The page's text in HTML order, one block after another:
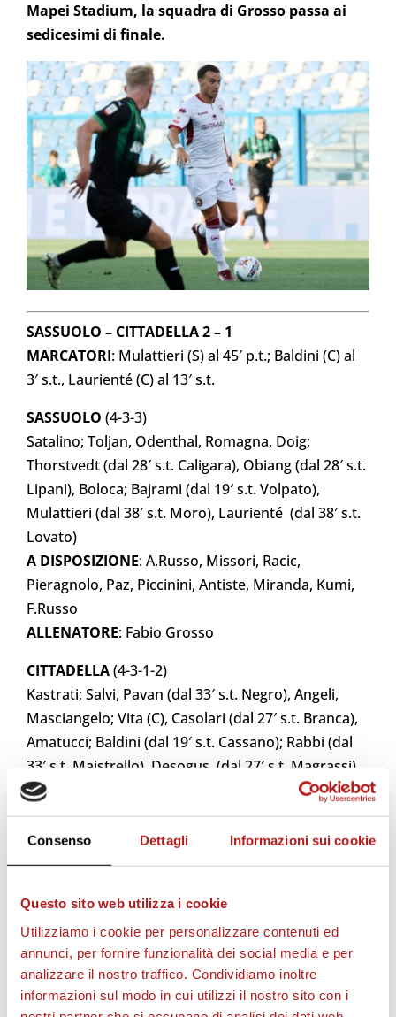
Consenso Dettagli Informazioni sui cookie
Questo sito web utilizza i cookie
Utilizziamo i cookie per personalizzare contenuti ed
annunci, per fornire funzionalità dei social media e per
analizzare il nostro traffico. Condividiamo inoltre
informazioni sul modo in cui utilizzi il nostro sito con i
Mapei Stadium, la squadra di Grosso passa ai
sedicesimi di finale.
SASSUOLO – CITTADELLA 2 – 1
MARCATORI: Mulattieri (S) al 45′ p.t.; Baldini (C) al
3′ s.t., Laurienté (C) al 13′ s.t.
SASSUOLO (4-3-3)
Satalino; Toljan, Odenthal, Romagna, Doig;
Thorstvedt (dal 28′ s.t. Caligara), Obiang (dal 28′ s.t.
Lipani), Boloca; Bajrami (dal 19′ s.t. Volpato),
Mulattieri (dal 38′ s.t. Moro), Laurienté (dal 38′ s.t.
Lovato)
A DISPOSIZIONE: A.Russo, Missori, Racic,
Pieragnolo, Paz, Piccinini, Antiste, Miranda, Kumi,
F.Russo
ALLENATORE: Fabio Grosso
CITTADELLA(4-3-1-2)
Kastrati; Salvi, Pavan (dal 33′ s.t. Negro), Angeli,
Masciangelo; Vita (C), Casolari (dal 27′ s.t. Branca),
Amatucci; Baldini (dal 19′ s.t. Cassano); Rabbi (dal
33′ s.t. Maistrello), Desogus (dal 27′ s.t. Magrassi)
A DISPOSIZIONE
: Maniero, Carissoni, Cecchetto,
Negro, Rizza, Djibril, D’Alessio, Tessiore.
ALLENATORE
: Edoardo Gorini
ASSISTENTI DI LINEA: Votta-Monaco
NOTE: Pubblico 2.000 circa
Incasso Paganti: NC.
Tiri in porta 6-2.Tiri fuori 6-4. In fuorigioco 0-4.
Angoli 2-3 Recuperi: p.t. 2’, s.t. 5’